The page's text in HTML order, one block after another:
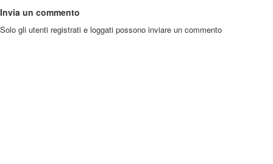
Invia un commento
Solo gli utenti registrati e loggati possono inviare un commento